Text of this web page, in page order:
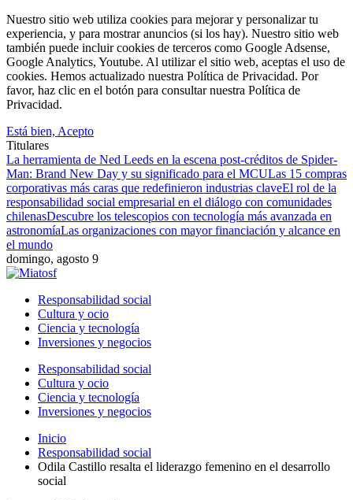
Nuestro sitio web utiliza cookies para mejorar y personalizar tu
experiencia, y para mostrar anuncios (si los hay). Nuestro sitio web
también puede incluir cookies de terceros como Google Adsense,
Google Analytics, Youtube. Al utilizar el sitio web, aceptas el uso de
cookies. Hemos actualizado nuestra Política de Privacidad. Por
favor, haz clic en el botón para consultar nuestra Política de
Privacidad.
Está bien, Acepto
Titulares
La herramienta de Ned Leeds en la escena post-créditos de Spider-
Man: Brand New Day y su significado para el MCULas 15 compras
corporativas más caras que redefinieron industrias claveEl rol de la
responsabilidad social empresarial en el diálogo con comunidades
chilenasDescubre los telescopios con tecnología más avanzada en
astronomíaLas organizaciones con mayor financiación y alcance en
el mundo
domingo, agosto 9
Responsabilidad social
Cultura y ocio
Ciencia y tecnología
Inversiones y negocios
Responsabilidad social
Cultura y ocio
Ciencia y tecnología
Inversiones y negocios
Inicio
Responsabilidad social
Odila Castillo resalta el liderazgo femenino en el desarrollo
social